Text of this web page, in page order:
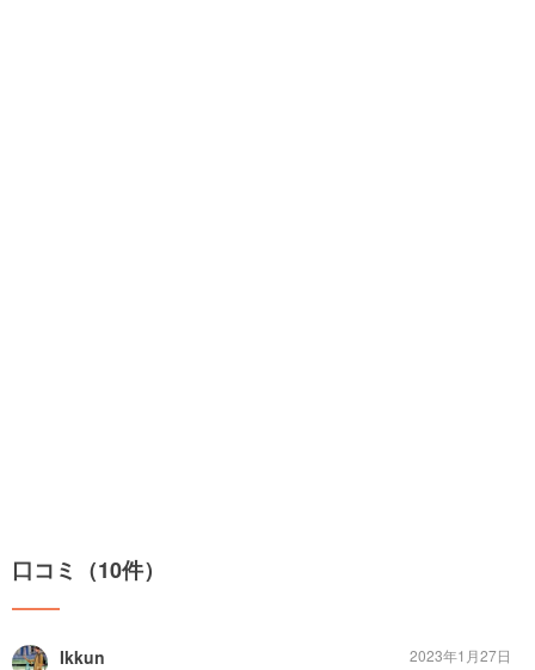
口コミ（10件）
Ikkun
2023年1月27日